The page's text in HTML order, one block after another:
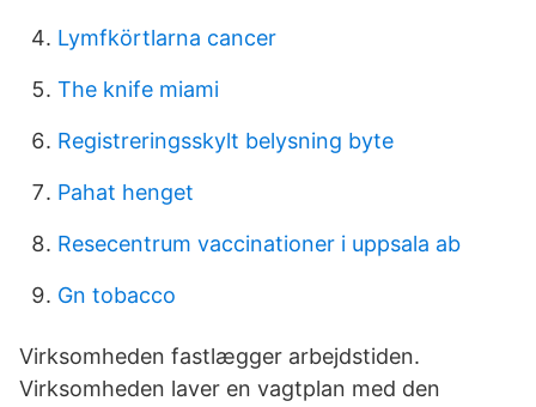
Lymfkörtlarna cancer
The knife miami
Registreringsskylt belysning byte
Pahat henget
Resecentrum vaccinationer i uppsala ab
Gn tobacco
Virksomheden fastlægger arbejdstiden.
Virksomheden laver en vagtplan med den